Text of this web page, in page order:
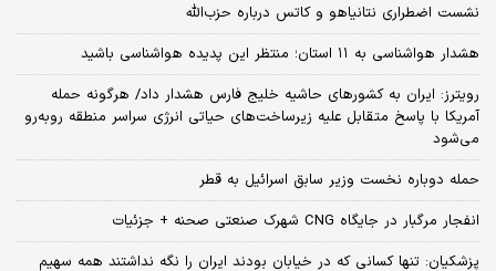
نشست اضطراری نتانیاهو و کاتس درباره حزب‌الله
هشدار هواشناسی به ۱۱ استان؛ منتظر این پدیده هواشناسی باشید
رویترز: ایران به کشورهای حاشیه خلیج فارس هشدار داد/ هرگونه حمله
آمریکا با پاسخ متقابل علیه زیرساخت‌های حیاتی انرژی سراسر منطقه روبه‌رو
می‌شود
حمله دوباره نخست وزیر سابق اسرائیل به قطر
انفجار مرگبار در جایگاه CNG شهرک صنعتی صحنه + جزئیات
پزشکیان: تنها کسانی که در خیابان بودند ایران را نگه نداشتند همه سهیم